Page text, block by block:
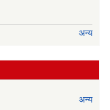
अन्य
अन्य